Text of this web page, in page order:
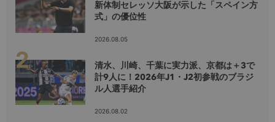
新体制セレッソ大阪が示した「スペイン方
式」の優位性
2026.08.05
清水、川崎、千葉に実力派、京都は＋3で
計9人に！2026年J1・J2初参戦のブラジ
ル人選手紹介
2026.08.02